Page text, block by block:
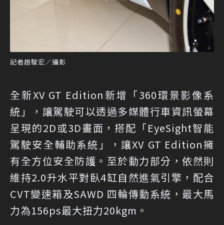
記者趙駿宏／攝影
全新XV GT Edition新增「360環景影像系
統」，讓駕駛可以透過多媒體行車資訊螢幕
呈現的2D或3D畫面，搭配「EyeSight智能
駕駛安全輔助系統」，讓XV GT Edition擁
有全方位安全防護。至於動力部分，依然則
維持2.0升水平對臥4缸自然進氣引擎，配合
CVT變速箱及SAWD 四輪傳動系統，最大馬
力為156ps最大扭力20kgm。